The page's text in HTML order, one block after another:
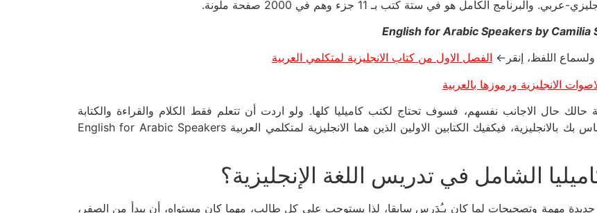
والبرنامج الكامل هو في ستة كتب بـ 11 جزء وهم في 2000 صفحة ملونة.
English for Arabic Speakers by Camilia
ولسماع اللفظ، إنقر← الفصل الاول من كتاب الانجليزية لمتكلمي العربية
الانجليزية ورموزها بالعربية
حالك حال الاجانب نفسهم، فسوف تحتاج لكتب كاميليا كلها. ولو اردت أن تتعلم فقط الكلام والقراءة والكتابة
وأساسيات التهجي ثم تُمشي امورك الاعتيادية وتصبح لا باس بك بالانجليزية، فيكفيك الكتابين الاولين الذين هما الانجليزية لمتكلمي العربية English for Arabic Speakers
الشامل في تدريس اللغة الإنجليزية؟
جديدة مهمة وتصحيحات لما كان يـُدَرس سابقا، لذا يستوجب على كل طالب، مهما كان مستواه، أن يبدأ من الصفر،